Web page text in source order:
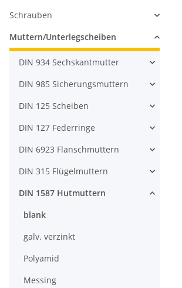
Schrauben
Muttern/Unterlegscheiben
DIN 934 Sechskantmutter
DIN 985 Sicherungsmuttern
DIN 125 Scheiben
DIN 127 Federringe
DIN 6923 Flanschmuttern
DIN 315 Flügelmuttern
DIN 1587 Hutmuttern
blank
galv. verzinkt
Polyamid
Messing